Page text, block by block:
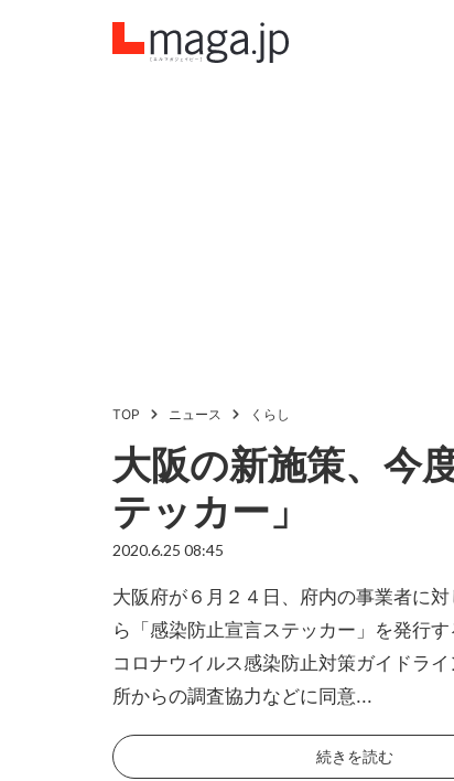
TOP ニュース くらし
大阪の新施策、今
テッカー」
2020.6.25 08:45
大阪府が６月２４日、府内の事業者に
ら「感染防止宣言ステッカー」を発行
コロナウイルス感染防止対策ガイドラ
所からの調査協力などに同意...
続きを読む